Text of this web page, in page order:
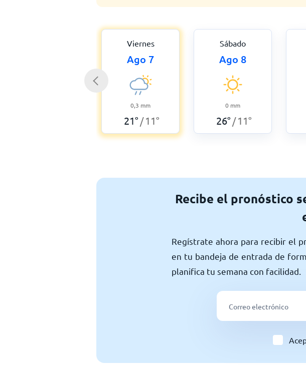
Viernes
Ago 7
0,3 mm
21° / 11°
Sábado
Ago 8
0 mm
26° / 11°
Recibe el pronóstico
Regístrate ahora para recibir el
en tu bandeja de entrada de
planifica tu semana con facilidad.